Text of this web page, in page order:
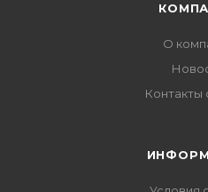
О
Контакты